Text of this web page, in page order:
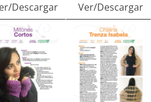
Descargar Ver/Descargar